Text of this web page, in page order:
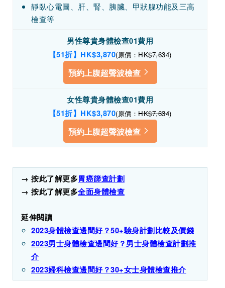
靜臥心電圖、肝、腎、胰臟、甲狀腺功能及三高
檢查等
男性尊貴身體檢查01費用
【51折】HK$3,870(原價： HK$7,634)
預約上腹超聲波檢查
女性尊貴身體檢查01費用
【51折】HK$3,870(原價： HK$7,634)
預約上腹超聲波檢查
→ 按此了解更多胃癌篩查計劃
→ 按此了解更多全面身體檢查
延伸閱讀
2023身體檢查邊間好？50+驗身計劃比較及價錢
2023男士身體檢查邊間好？男士身體檢查計劃推
介
2023婦科檢查邊間好？30+女士身體檢查推介